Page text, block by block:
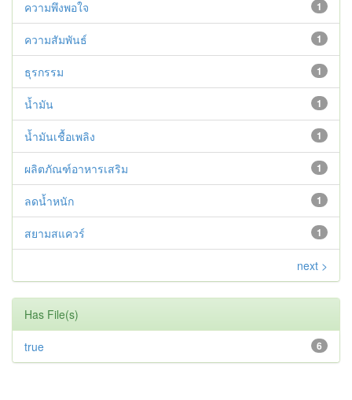
1
ความพึงพอใจ
1
ความสัมพันธ์
1
ธุรกรรม
1
น้ำมัน
1
น้ำมันเชื้อเพลิง
1
ผลิตภัณฑ์อาหารเสริม
1
ลดน้ำหนัก
1
สยามสแควร์
next >
Has File(s)
6
true